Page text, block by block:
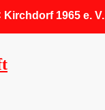
Kirchdorf 1965 e. V.